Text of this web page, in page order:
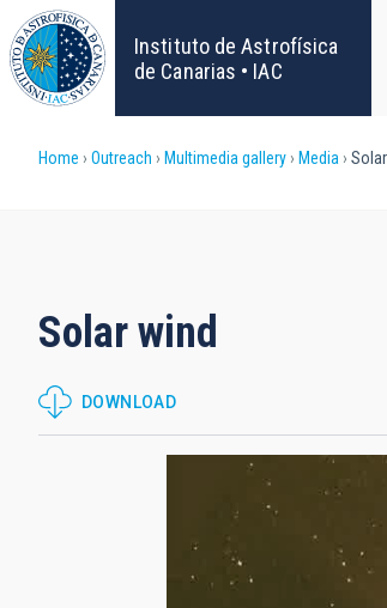
Skip
to
main
content
Instituto de Astrofísica
de Canarias • IAC
Breadcrumb
Home Outreach Multimedia gallery Media
Solar wind
DOWNLOAD